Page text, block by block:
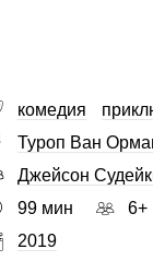
комедия
Туроп Ван
Джейсон
99 мин
6+
2019